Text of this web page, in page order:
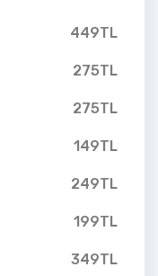
449TL
275TL
275TL
149TL
249TL
199TL
349TL